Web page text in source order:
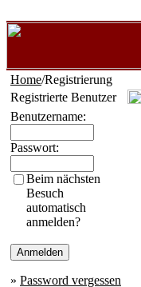
Home/Registrierung
Registrierte Benutzer
Benutzername:
Passwort:
Beim nächsten
Besuch
automatisch
anmelden?
» Password vergessen